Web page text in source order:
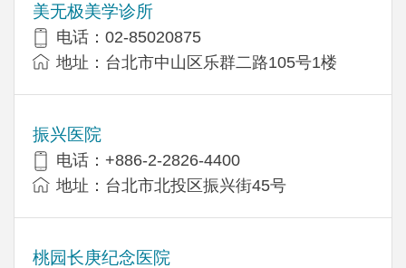
美无极美学诊所
电话：02-85020875
地址：台北市中山区乐群二路105号1楼
振兴医院
电话：+886-2-2826-4400
地址：台北市北投区振兴街45号
桃园长庚纪念医院